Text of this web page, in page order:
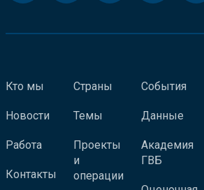
Кто мы
Новости
Работа
Контакты
Страны
Темы
Проекты
и
операции
События
Данные
Академия
ГВБ